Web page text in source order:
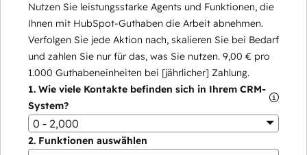
Nutzen Sie leistungsstarke Agents und Funktionen, die
Ihnen mit HubSpot-Guthaben die Arbeit abnehmen.
Verfolgen Sie jede Aktion nach, skalieren Sie bei Bedarf
und zahlen Sie nur für das, was Sie nutzen. 9,00 € pro
1.000 Guthabeneinheiten bei [jährlicher] Zahlung.
1. Wie viele Kontakte befinden sich in Ihrem CRM-
System?
0 - 2,000
2. Funktionen auswählen